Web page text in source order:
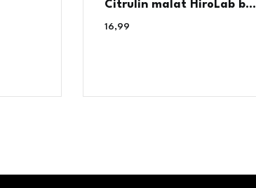
Citrulin malat HiroLab b...
16,99